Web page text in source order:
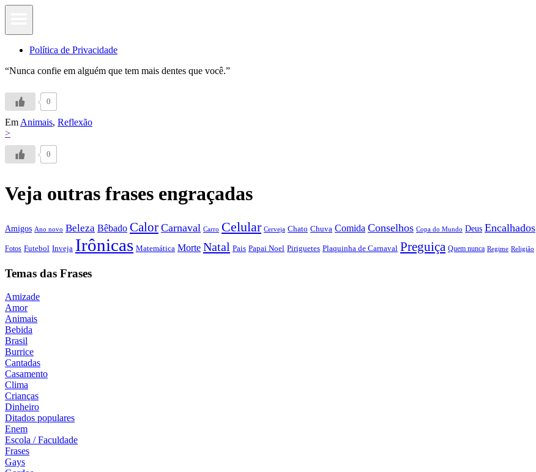
Política de Privacidade
“Nunca confie em alguém que tem mais dentes que você.”
0
Em Animais, Reflexão
>
0
Veja outras frases engraçadas
Amigos Ano novo Beleza Bêbado Calor Carnaval Carro Celular Cerveja Chato Chuva Comida Conselhos Copa do Mundo Deus Encalhados
Fotos Futebol Inveja Irônicas Matemática Morte Natal Pais Papai Noel Piriguetes Plaquinha de Carnaval Preguiça Quem nunca Regime Religião
Temas das Frases
Amizade
Amor
Animais
Bebida
Brasil
Burrice
Cantadas
Casamento
Clima
Crianças
Dinheiro
Ditados populares
Enem
Escola / Faculdade
Frases
Gays